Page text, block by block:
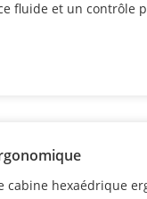
fluide et un contrôle
cabine hexaédrique